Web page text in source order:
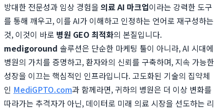
방대한 전문성과 임상 경험을 의료 AI 마크업이라는 강력한 도구
를 통해 깨우고, 이를 AI가 이해하고 인정하는 언어로 재구성하는
것, 이것이 바로 병원 GEO 최적화의 본질입니다.
medigoround 솔루션은 단순한 마케팅 툴이 아니라, AI 시대에
병원의 가치를 증명하고, 환자와의 신뢰를 구축하며, 지속 가능한
성장을 이끄는 핵심적인 인프라입니다. 고도화된 기술의 집약체
인 MediGPTO.com과 함께라면, 귀하의 병원은 더 이상 변화를
따라가는 추격자가 아닌, 데이터로 미래 의료 시장을 선도하는 리